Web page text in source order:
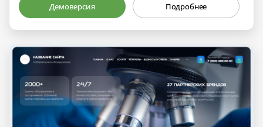
Демоверсия Подробнее